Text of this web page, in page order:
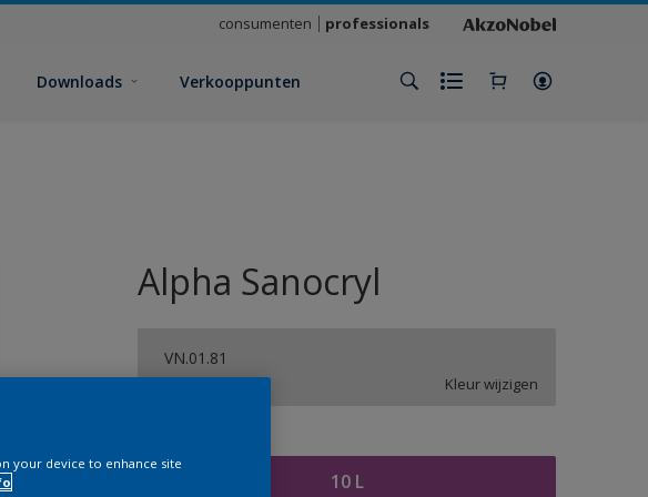
consumenten professionals
Downloads Verkooppunten
Alpha Sanocryl
VN.01.81
Kleur wijzigen
10 L
your device to enhance site